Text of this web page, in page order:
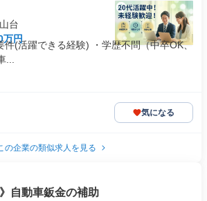
台
万円
件(活躍できる経験) ・学歴不問（中卒OK、
気になる
の企業の類似求人を見る
自動車鈑金の補助